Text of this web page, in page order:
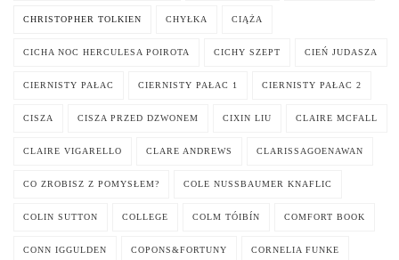
CHRISTOPHER TOLKIEN CHYŁKA CIĄŻA
CICHA NOC HERCULESA POIROTA CICHY SZEPT CIEŃ JUDASZA
CIERNISTY PAŁAC CIERNISTY PAŁAC 1 CIERNISTY PAŁAC 2
CISZA CISZA PRZED DZWONEM CIXIN LIU CLAIRE MCFALL
CLAIRE VIGARELLO CLARE ANDREWS CLARISSAGOENAWAN
CO ZROBISZ Z POMYSŁEM? COLE NUSSBAUMER KNAFLIC
COLIN SUTTON COLLEGE COLM TÓIBÍN COMFORT BOOK
CONN IGGULDEN COPONS&FORTUNY CORNELIA FUNKE